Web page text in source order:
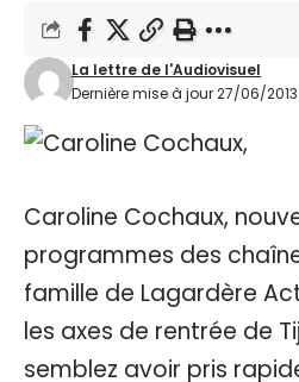
Dernière mise à jour 27/06/
La lettre de l'Audiovisuel
Caroline Cochaux,
programmes des
famille de Lagardère
les axes de rentrée de
semblez avoir pris